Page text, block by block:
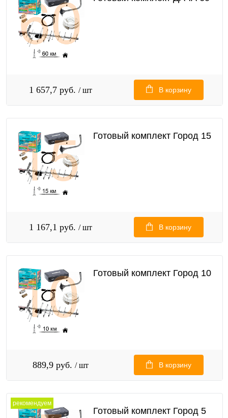
1 657,7 руб. / шт В корзину
Готовый комплект Город 15
1 167,1 руб. / шт В корзину
Готовый комплект Город 10
889,9 руб. / шт В корзину
рекомендуем
Готовый комплект Город 5